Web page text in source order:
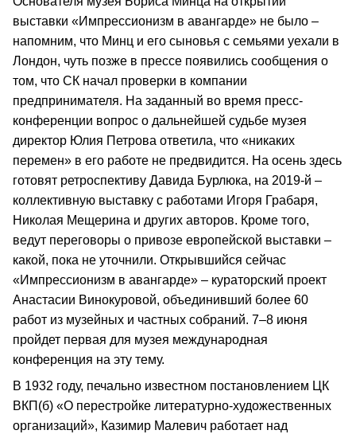
выставки «Импрессионизм в авангарде» не было –
напомним, что Минц и его сыновья с семьями уехали в
Лондон, чуть позже в прессе появились сообщения о
том, что СК начал проверки в компании
предпринимателя. На заданный во время пресс-
конференции вопрос о дальнейшей судьбе музея
директор Юлия Петрова ответила, что «никаких
перемен» в его работе не предвидится. На осень здесь
готовят ретроспективу Давида Бурлюка, на 2019-й –
коллективную выставку с работами Игоря Грабаря,
Николая Мещерина и других авторов. Кроме того,
ведут переговоры о привозе европейской выставки –
какой, пока не уточнили. Открывшийся сейчас
«Импрессионизм в авангарде» – кураторский проект
Анастасии Винокуровой, объединивший более 60
работ из музейных и частных собраний. 7–8 июня
пройдет первая для музея международная
конференция на эту тему.
В 1932 году, печально известном постановлением ЦК
ВКП(б) «О перестройке литературно-художественных
организаций», Казимир Малевич работает над